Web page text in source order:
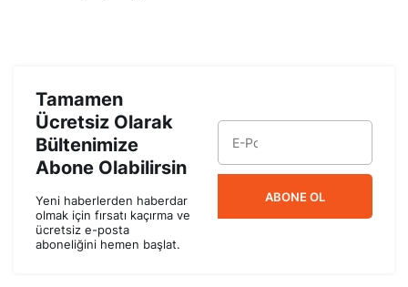
Tamamen
Ücretsiz Olarak
Bültenimize
Abone Olabilirsin
Yeni haberlerden haberdar
olmak için fırsatı kaçırma ve
ücretsiz e-posta
aboneliğini hemen başlat.
ABONE OL